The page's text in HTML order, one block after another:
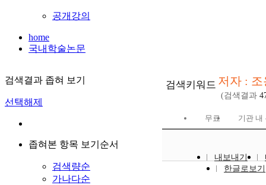
공개강의
home
국내학술논문
검색결과 좁혀 보기
선택해제
좁혀본 항목 보기순서
검색량순
가나다순
검색키워드 저자 : 조
(검색결과
무료 기관 내
내보내기
한글로보기